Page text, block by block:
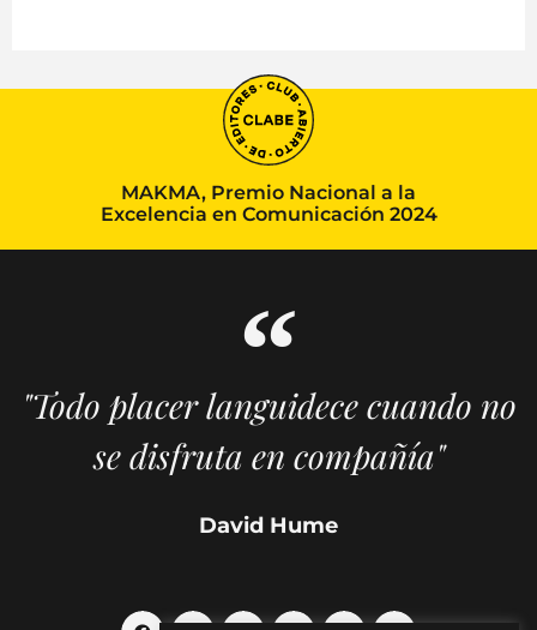
MAKMA, Premio Nacional a la
Excelencia en Comunicación 2024
"Todo placer languidece cuando no
se disfruta en compañía"
David Hume